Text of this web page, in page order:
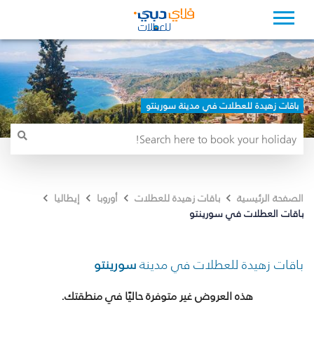
باقات زهيدة للعطلات في مدينة سورينتو
الصفحة الرئيسية باقات زهيدة للعطلات أوروبا
إيطاليا
باقات العطلات في سورينتو
باقات زهيدة للعطلات في مدينةسورينتو
هذه العروض غير متوفرة حاليًا في منطقتك.